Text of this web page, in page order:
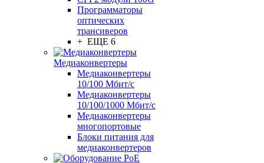
Программаторы
оптических
трансиверов
+ ЕЩЕ 6
Медиаконвертеры
Медиаконвертеры
10/100 Мбит/с
Медиаконвертеры
10/100/1000 Мбит/c
Медиаконвертеры
многопортовые
Блоки питания для
медиаконвертеров